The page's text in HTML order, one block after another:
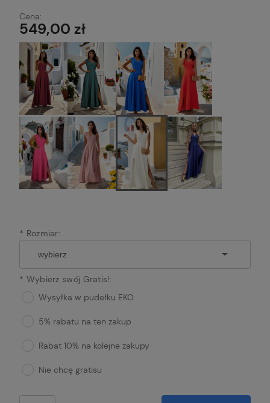
Cena:
549,00 zł
* Rozmiar:
* Wybierz swój Gratis!:
Wysyłka w pudełku EKO
5% rabatu na ten zakup
Rabat 10% na kolejne zakupy
Nie chcę gratisu